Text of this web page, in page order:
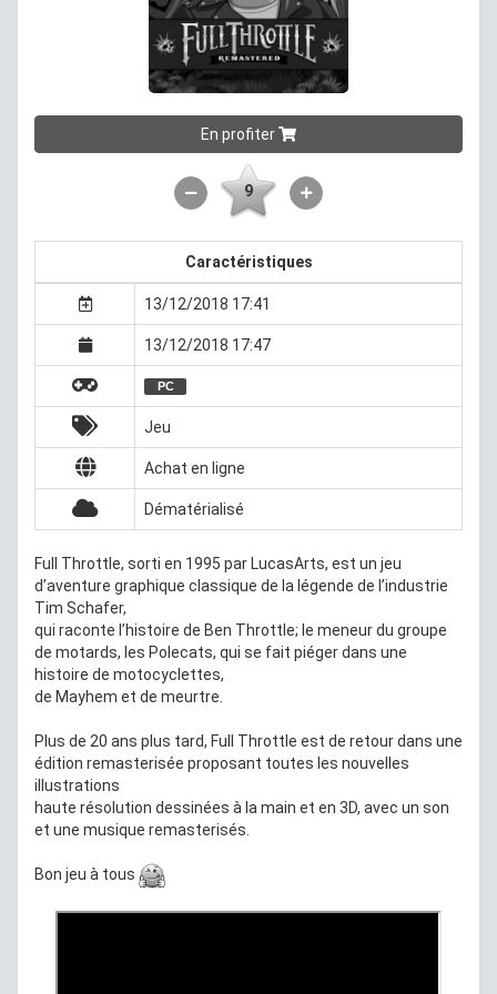
En profiter
9
Caractéristiques
13/12/2018 17:41
13/12/2018 17:47
PC
Jeu
Achat en ligne
Dématérialisé
Full Throttle, sorti en 1995 par LucasArts, est un jeu
d’aventure graphique classique de la légende de l’industrie
Tim Schafer,
qui raconte l’histoire de Ben Throttle; le meneur du groupe
de motards, les Polecats, qui se fait piéger dans une
histoire de motocyclettes,
de Mayhem et de meurtre.
Plus de 20 ans plus tard, Full Throttle est de retour dans une
édition remasterisée proposant toutes les nouvelles
illustrations
haute résolution dessinées à la main et en 3D, avec un son
et une musique remasterisés.
Bon jeu à tous